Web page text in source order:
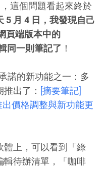
這個問題看起來終於
5 月 4 日，我發現自己
頁端版本中的
同一則筆記了 ！
諾的新功能之一：多
出了： [摘要筆記]
價格調整與新功能更
體上，可以看到「綠
輯待辦清單，「咖啡